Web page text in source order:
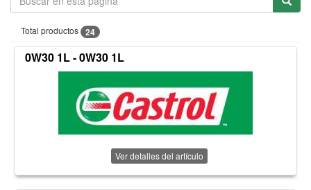
Total productos 24
0W30 1L - 0W30 1L
Ver detalles del artículo